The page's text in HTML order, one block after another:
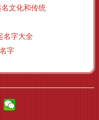
文化和传统
名字大全
字